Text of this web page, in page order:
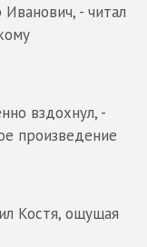
- читал
вздохнул, -
произведение
Костя, ощущая